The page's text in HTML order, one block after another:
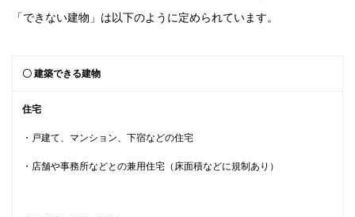
「できない建物」は以下のように定められています。
〇 建築できる建物
住宅
・戸建て、マンション、下宿などの住宅
・店舗や事務所などとの兼用住宅（床面積などに規制あり）